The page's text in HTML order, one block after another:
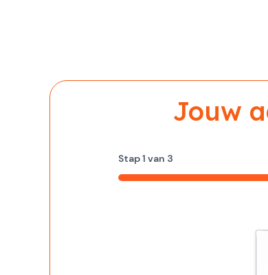
Jouw
Stap1 van 3
33%